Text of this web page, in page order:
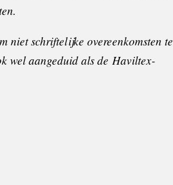
niet schriftelijke overeenkomsten te
wel aangeduid als de Haviltex-